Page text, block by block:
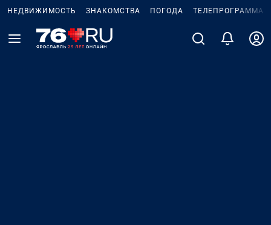
НЕДВИЖИМОСТЬ ЗНАКОМСТВА ПОГОДА ТЕЛЕПРОГРАММА